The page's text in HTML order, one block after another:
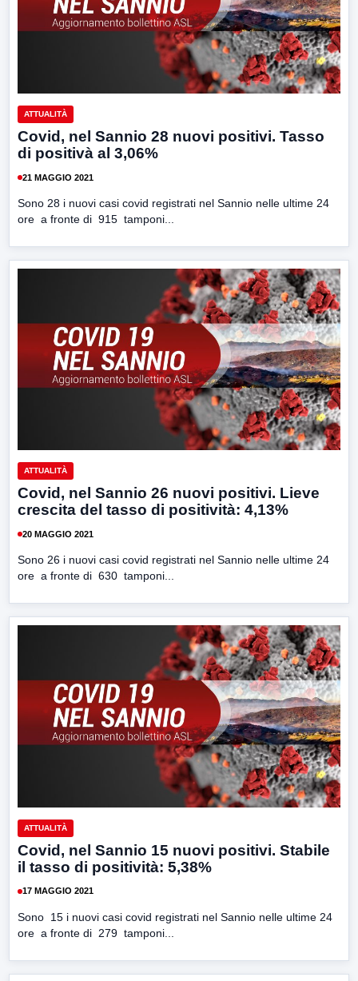
ATTUALITÀ
Covid, nel Sannio 28 nuovi positivi. Tasso
di positivà al 3,06%
21 MAGGIO 2021
Sono 28 i nuovi casi covid registrati nel Sannio nelle ultime 24
ore a fronte di 915 tamponi...
ATTUALITÀ
Covid, nel Sannio 26 nuovi positivi. Lieve
crescita del tasso di positività: 4,13%
20 MAGGIO 2021
Sono 26 i nuovi casi covid registrati nel Sannio nelle ultime 24
ore a fronte di 630 tamponi...
ATTUALITÀ
Covid, nel Sannio 15 nuovi positivi. Stabile
il tasso di positività: 5,38%
17 MAGGIO 2021
Sono 15 i nuovi casi covid registrati nel Sannio nelle ultime 24
ore a fronte di 279 tamponi...